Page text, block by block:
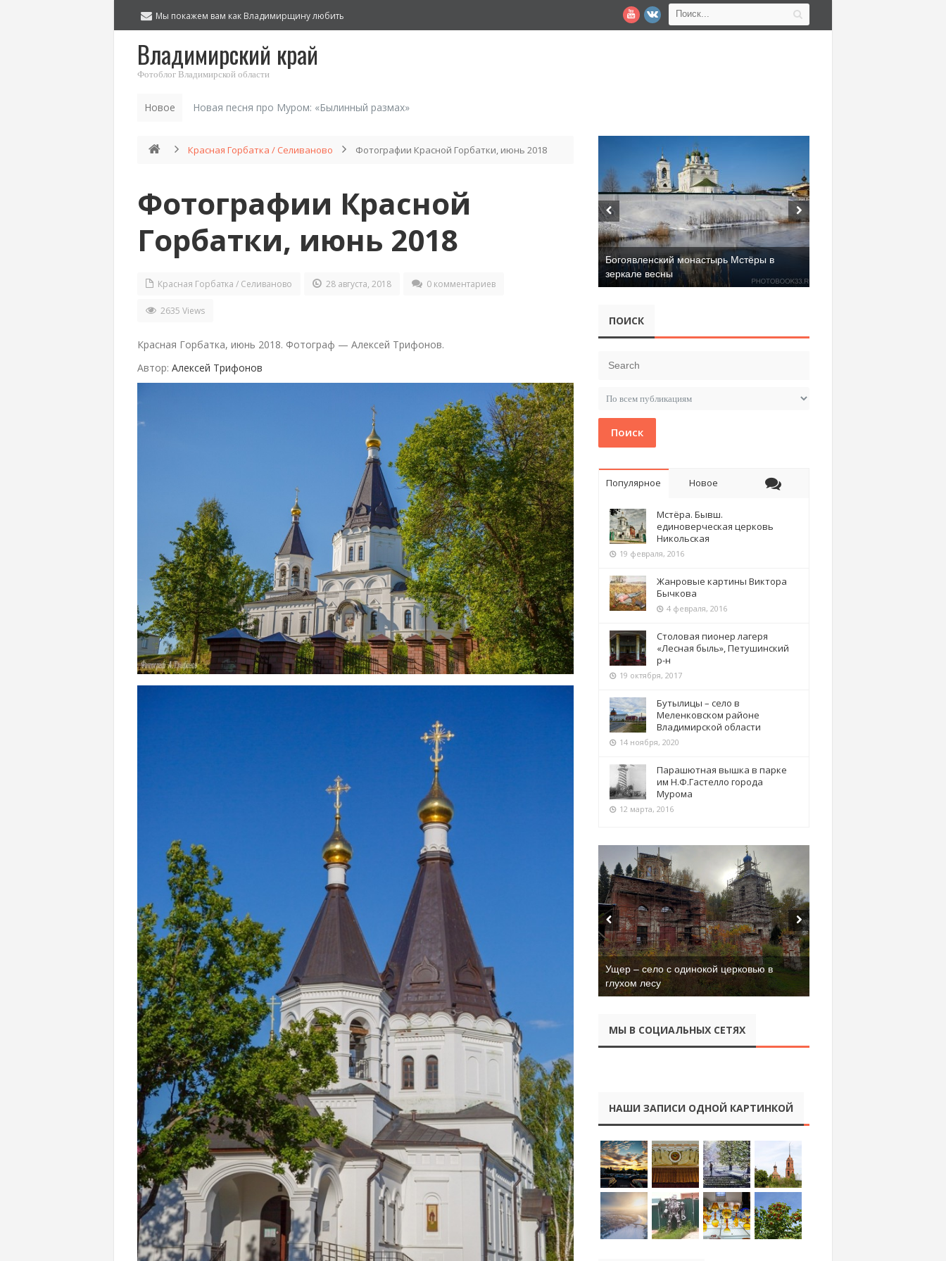
Мы покажем вам как Владимирщину любить
Владимирский край
Фотоблог Владимирской области
Новое Новая песня про Муром: «Былинный размах»
Красная Горбатка / Селиваново Фотографии Красной Горбатки, июнь 2018
Фотографии Красной
Горбатки, июнь 2018
Красная Горбатка / Селиваново 28 августа, 2018 0 комментариев
2635 Views
Красная Горбатка, июнь 2018. Фотограф — Алексей Трифонов.
Автор: Алексей Трифонов
Богоявленский монастырь Мстёры в
зеркале весны
ПОИСК
Поиск
Популярное Новое
Мстёра. Бывш.
единоверческая церковь
Никольская
19 февраля, 2016
Жанровые картины Виктора
Бычкова
4 февраля, 2016
Столовая пионер лагеря
«Лесная быль», Петушинский
р-н
19 октября, 2017
Бутылицы – село в
Меленковском районе
Владимирской области
14 ноября, 2020
Парашютная вышка в парке
им Н.Ф.Гастелло города
Мурома
12 марта, 2016
Ущер – село с одинокой церковью в
глухом лесу
МЫ В СОЦИАЛЬНЫХ СЕТЯХ
НАШИ ЗАПИСИ ОДНОЙ КАРТИНКОЙ